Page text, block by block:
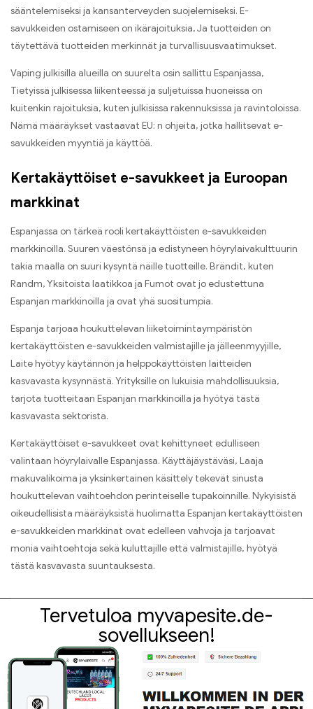
sääntelemiseksi ja kansanterveyden suojelemiseksi. E-
savukkeiden ostamiseen on ikärajoituksia, Ja tuotteiden on
täytettävä tuotteiden merkinnät ja turvallisuusvaatimukset.
Vaping julkisilla alueilla on suurelta osin sallittu Espanjassa,
Tietyissä julkisessa liikenteessä ja suljetuissa huoneissa on
kuitenkin rajoituksia, kuten julkisissa rakennuksissa ja ravintoloissa.
Nämä määräykset vastaavat EU: n ohjeita, jotka hallitsevat e-
savukkeiden myyntiä ja käyttöä.
Kertakäyttöiset e-savukkeet ja Euroopan
markkinat
Espanjassa on tärkeä rooli kertakäyttöisten e-savukkeiden
markkinoilla. Suuren väestönsä ja edistyneen höyrylaivakulttuurin
takia maalla on suuri kysyntä näille tuotteille. Brändit, kuten
Randm, Yksitoista laatikkoa ja Fumot ovat jo edustettuna
Espanjan markkinoilla ja ovat yhä suositumpia.
Espanja tarjoaa houkuttelevan liiketoimintaympäristön
kertakäyttöisten e-savukkeiden valmistajille ja jälleenmyyjille,
Laite hyötyy käytännön ja helppokäyttöisten laitteiden
kasvavasta kysynnästä. Yrityksille on lukuisia mahdollisuuksia,
tarjota tuotteitaan Espanjan markkinoilla ja hyötyä tästä
kasvavasta sektorista.
Kertakäyttöiset e-savukkeet ovat kehittyneet edulliseen
valintaan höyrylaivalle Espanjassa. Käyttäjäystäväsi, Laaja
makuvalikoima ja yksinkertainen käsittely tekevät sinusta
houkuttelevan vaihtoehdon perinteiselle tupakoinnille. Nykyisistä
oikeudellisista määräyksistä huolimatta Espanjan kertakäyttöisten
e-savukkeiden markkinat ovat edelleen vahvoja ja tarjoavat
monia vaihtoehtoja sekä kuluttajille että valmistajille, hyötyä
tästä kasvavasta suuntauksesta.
Tervetuloa myvapesite.de-
sovellukseen!